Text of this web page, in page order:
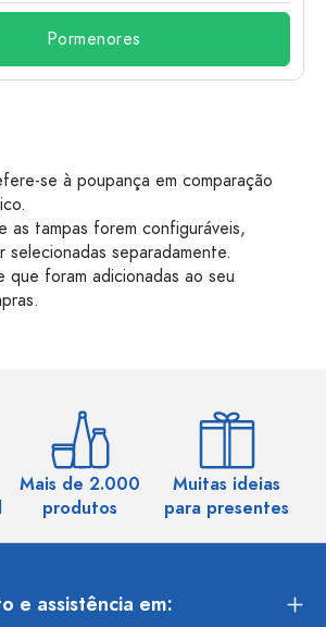
Pormenores
se à poupança em comparação
as tampas forem configuráveis,
selecionadas separadamente.
que foram adicionadas ao seu
Mais de 2.000
produtos
Muitas ideias
para presentes
e assistência em: